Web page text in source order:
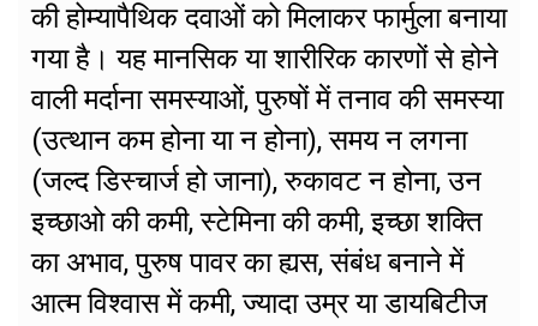
की होम्यापैथिक दवाओं को मिलाकर फार्मुला बनाया
गया है। यह मानसिक या शारीरिक कारणों से होने
वाली मर्दाना समस्याओं, पुरुषों में तनाव की समस्या
(उत्थान कम होना या न होना), समय न लगना
(जल्द डिस्चार्ज हो जाना), रुकावट न होना, उन
इच्छाओ की कमी, स्टेमिना की कमी, इच्छा शक्ति
का अभाव, पुरुष पावर का ह्यस, संबंध बनाने में
आत्म विश्वास में कमी, ज्यादा उम्र या डायबिटीज